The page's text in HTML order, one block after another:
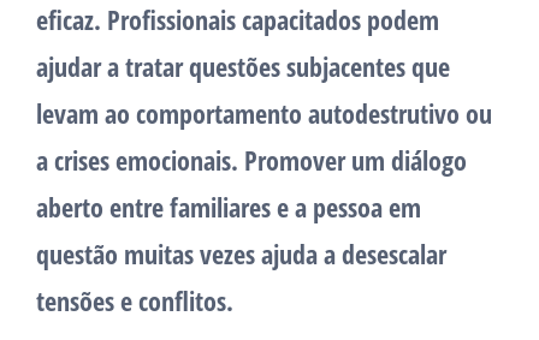
eficaz. Profissionais capacitados podem
ajudar a tratar questões subjacentes que
levam ao comportamento autodestrutivo ou
a crises emocionais. Promover um diálogo
aberto entre familiares e a pessoa em
questão muitas vezes ajuda a desescalar
tensões e conflitos.